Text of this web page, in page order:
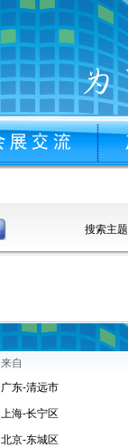
搜索主题
来自
广东-清远市
上海-长宁区
北京-东城区